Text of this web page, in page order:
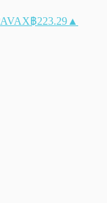
AVAX฿223.29 ▲